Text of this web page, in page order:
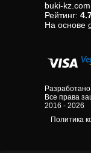
buki-kz.com
Рейтинг:
На основе
Все права
2016 - 2026
Политика